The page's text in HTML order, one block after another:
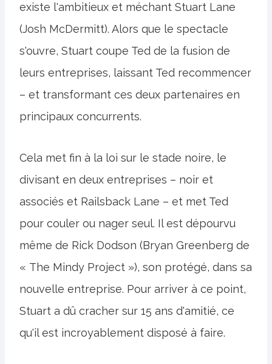
existe l'ambitieux et méchant Stuart Lane
(Josh McDermitt). Alors que le spectacle
s'ouvre, Stuart coupe Ted de la fusion de
leurs entreprises, laissant Ted recommencer
– et transformant ces deux partenaires en
principaux concurrents.
Cela met fin à la loi sur le stade noire, le
divisant en deux entreprises – noir et
associés et Railsback Lane – et met Ted
pour couler ou nager seul. Il est dépourvu
même de Rick Dodson (Bryan Greenberg de
« The Mindy Project »), son protégé, dans sa
nouvelle entreprise. Pour arriver à ce point,
Stuart a dû cracher sur 15 ans d'amitié, ce
qu'il est incroyablement disposé à faire.